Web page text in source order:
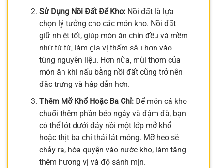
Sử Dụng Nồi Đất Để Kho:Nồi đất là lựa
chọn lý tưởng cho các món kho. Nồi đất
giữ nhiệt tốt, giúp món ăn chín đều và mềm
nhừ từ từ, làm gia vị thấm sâu hơn vào
từng nguyên liệu. Hơn nữa, mùi thơm của
món ăn khi nấu bằng nồi đất cũng trở nên
đặc trưng và hấp dẫn hơn.
Thêm Mỡ Khổ Hoặc Ba Chỉ:Để món cá kho
chuối thêm phần béo ngậy và đậm đà, bạn
có thể lót dưới đáy nồi một lớp mỡ khổ
hoặc thịt ba chỉ thái lát mỏng. Mỡ heo sẽ
chảy ra, hòa quyện vào nước kho, làm tăng
thêm hương vị và độ sánh mịn.